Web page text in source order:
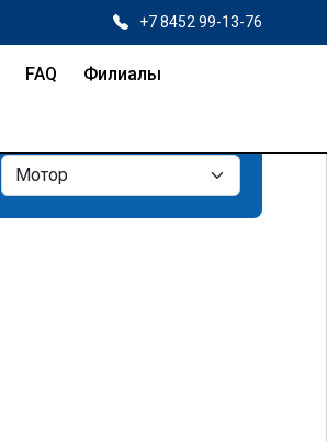
+7 8452 99-13-76
FAQ Филиалы